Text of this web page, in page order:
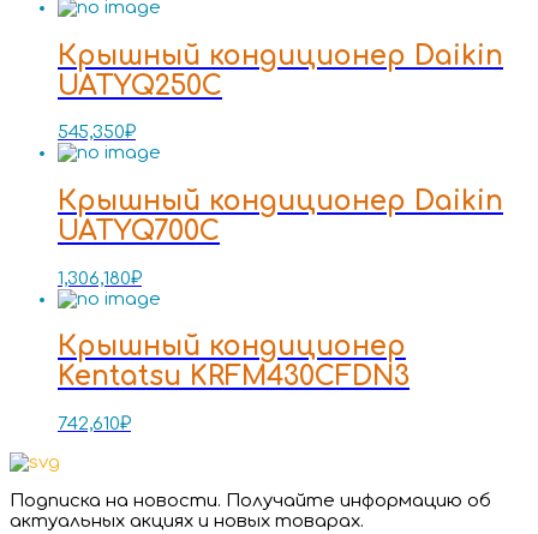
Крышный кондиционер Daikin
UATYQ250C
545,350₽
Крышный кондиционер Daikin
UATYQ700C
1,306,180₽
Крышный кондиционер
Kentatsu KRFM430CFDN3
742,610₽
Подписка на новости. Получайте информацию об
актуальных акциях и новых товарах.